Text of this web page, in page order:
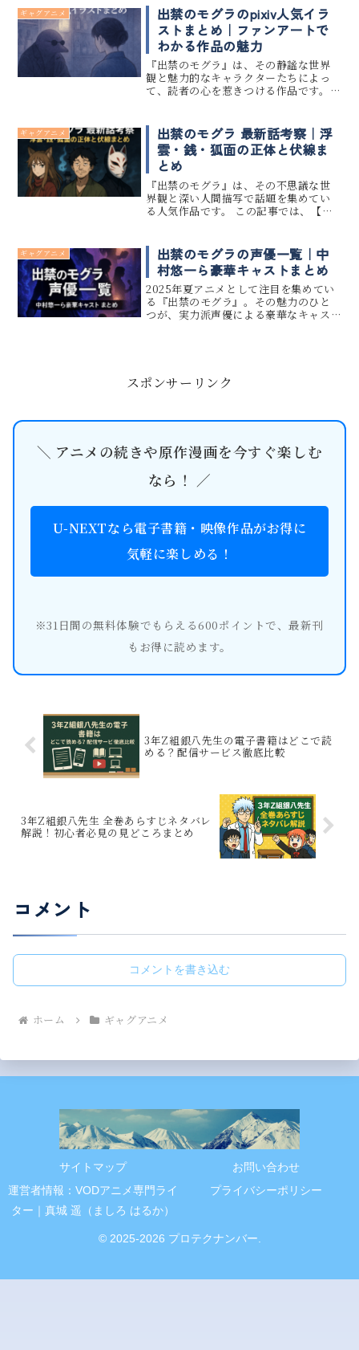
はもちろん、特装版の内容や書店別の
限定特典まで、徹底...
ギャグアニメ
出禁のモグラのpixiv人気イラ
ストまとめ｜ファンアートで
わかる作品の魅力
『出禁のモグラ』は、その静謐な世界
観と魅力的なキャラクターたちによっ
て、読者の心を惹きつける作品です。
え始め、人気を集めています。 今回
は、pixivに投稿されたフ...
ギャグアニメ
出禁のモグラ 最新話考察｜浮
雲・銭・狐面の正体と伏線ま
とめ
『出禁のモグラ』は、その不思議な世
界観と深い人間描写で話題を集めてい
る人気作品です。 この記事では、【ネ
雲」「銭」「狐面」の3キャラクターに
焦点を当て、彼らの正体や物語にお...
ギャグアニメ
出禁のモグラの声優一覧｜中
村悠一ら豪華キャストまとめ
2025年夏アニメとして注目を集めてい
る『出禁のモグラ』。その魅力のひと
つが、実力派声優による豪華なキャス
スポンサーリンク
＼ アニメの続きや原作漫画を今すぐ楽しむ
なら！ ／
U-NEXTなら電子書籍・映像作品がお得に
気軽に楽しめる！
※31日間の無料体験でもらえる600ポイントで、最新刊
もお得に読めます。
3年Z組銀八先生の電子書籍はどこで読
める？配信サービス徹底比較
3年Z組銀八先生 全巻あらすじネタバレ
解説！初心者必見の見どころまとめ
コメント
コメントを書き込む
ホーム ギャグアニメ
サイトマップ
お問い合わせ
運営者情報：VODアニメ専門ライ
ター｜真城 遥（ましろ はるか）
プライバシーポリシー
© 2025-2026 プロテクナンバー.